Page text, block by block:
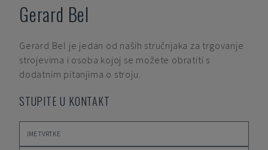
Gerard Bel
Gerard Bel je jedan od naših stručnjaka za trgovanje
strojevima i osoba kojoj se možete obratiti s
dodatnim pitanjima o stroju.
STUPITE U KONTAKT